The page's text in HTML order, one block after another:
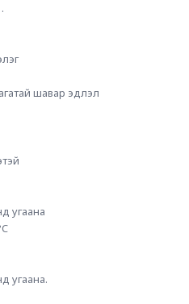
шавар эдлэл
угаана
угаана.